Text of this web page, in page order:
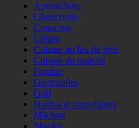
Andouillette
Choucroute
Couscous
Crêpes
Cuisine au feu de bois
Cuisine du marché
Fondue
Grenouilles
Grill
Huitres et coquillages
Mâchon
Moules